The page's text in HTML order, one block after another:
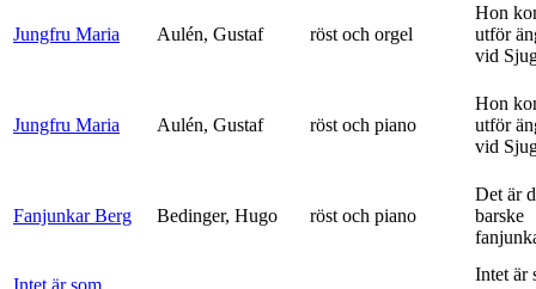
Jungfru Maria Aulén, Gustaf röst och orgel
Hon
utför
vid
Jungfru Maria Aulén, Gustaf röst och piano
Hon
utför
vid
Fanjunkar Berg Bedinger, Hugo röst och piano
Det är
barske
Intet är som
Intet är